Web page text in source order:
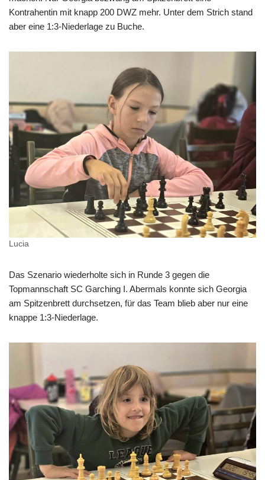
Kontrahentin mit knapp 200 DWZ mehr. Unter dem Strich stand
aber eine 1:3-Niederlage zu Buche.
Lucia
Das Szenario wiederholte sich in Runde 3 gegen die
Topmannschaft SC Garching I. Abermals konnte sich Georgia
am Spitzenbrett durchsetzen, für das Team blieb aber nur eine
knappe 1:3-Niederlage.